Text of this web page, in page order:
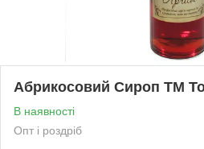
Абрикосовий Сироп ТМ
В наявності
Опт і роздріб